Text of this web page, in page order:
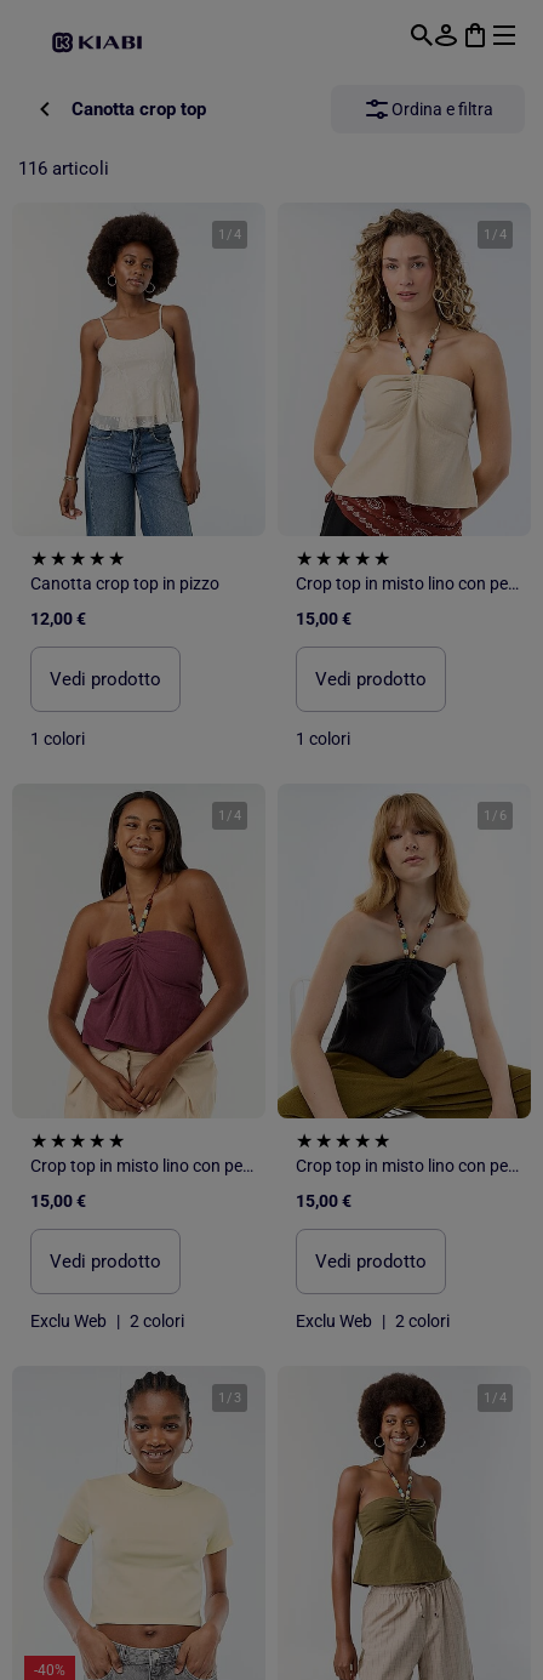
Canotta crop top Ordina e filtra
116 articoli
1 /4
Canotta crop top in pizzo
12,00 €
Vedi prodotto
1 colori
1 /4
Crop top in misto lino con perle
15,00 €
Vedi prodotto
1 colori
1 /4
Crop top in misto lino con perle
15,00 €
Vedi prodotto
Exclu Web | 2 colori
1 / 6
Crop top in misto lino con perle
15,00 €
Vedi prodotto
Exclu Web | 2 colori
1 / 3
-40%
1 /4